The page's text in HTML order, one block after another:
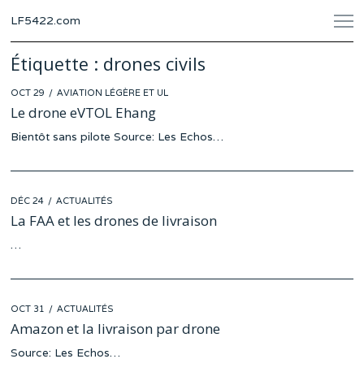
LF5422.com
Étiquette : drones civils
POSTED
ON
OCT 29 OCTAVIATION LÉGÈRE ET UL
Le drone eVTOL Ehang
Bientôt sans pilote Source: Les Echos…
POSTED
ON
DÉC 24 DÉC
20
ACTUALITÉS
La FAA et les drones de livraison
…
POSTED
ON
OCT 31 OCTACTUALITÉS
Amazon et la livraison par drone
Source: Les Echos…